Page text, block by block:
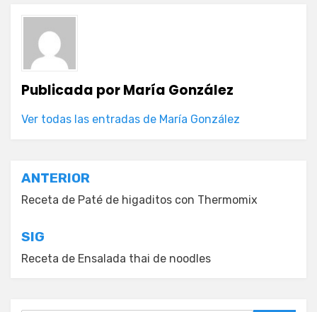
Publicada porMaría González
Ver todas las entradas de María González
Navegación
de
entradas
ANTERIOR
Receta de Paté de higaditos con Thermomix
SIG
Receta de Ensalada thai de noodles